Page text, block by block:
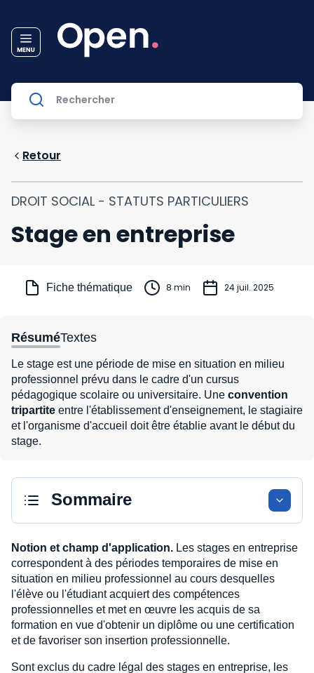
Retour
DROIT SOCIAL - STATUTS PARTICULIERS
Stage en entreprise
Fiche thématique 8 min 24 juil. 2025
RésuméTextes
Le stage est une période de mise en situation en milieu
professionnel prévu dans le cadre d'un cursus
pédagogique scolaire ou universitaire. Une convention
tripartite entre l'établissement d'enseignement, le stagiaire
et l'organisme d'accueil doit être établie avant le début du
stage.
Sommaire
Notion et champ d'application. Les stages en entreprise
correspondent à des périodes temporaires de mise en
situation en milieu professionnel au cours desquelles
l'élève ou l'étudiant acquiert des compétences
professionnelles et met en œuvre les acquis de sa
formation en vue d'obtenir un diplôme ou une certification
et de favoriser son insertion professionnelle.
Sont exclus du cadre légal des stages en entreprise, les